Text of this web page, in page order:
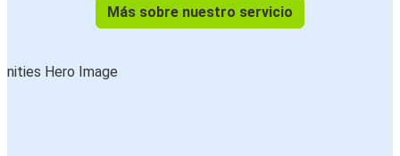
Más sobre nuestro servicio